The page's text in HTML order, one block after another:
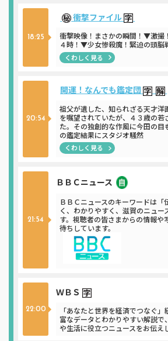
18:25
衝撃ファイル
衝撃映像！まさかの瞬間！▼激撮
４時！▼少女惨殺魔！緊迫の頭脳
くわしく見る
20:54
開運！なんでも鑑定団
祖父が遺した、知られざる天才洋
を嘱望されていたが、４３歳の若
た。その独創的な作風に今田の目
の鑑定結果にスタジオ騒然
くわしく見る
21:54
ＢＢＣニュース
ＢＢＣニュースのキーワードは「
く、わかりやすく、滋賀のニュー
す。視聴者の皆さまからの情報や
待ちしています。
22:00
ＷＢＳ
「あなたと世界を経済でつなぐ
富なデータとわかりやすい解説で
や生活に役立つニュースをお伝え